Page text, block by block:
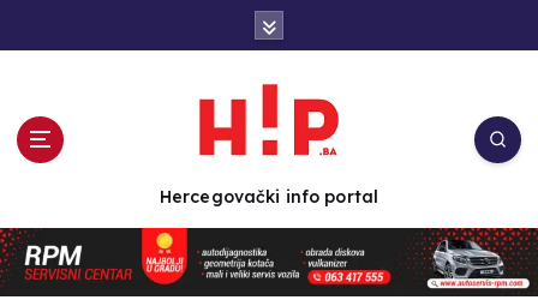
n
t
e
Hercegovački info portal